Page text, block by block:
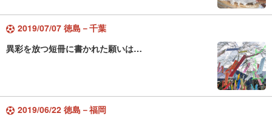
2019/07/07 徳島－千葉
異彩を放つ短冊に書かれた願いは…
2019/06/22 徳島－福岡